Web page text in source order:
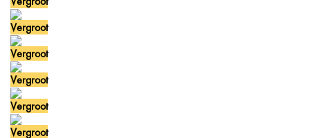
Vergroot
Vergroot
Vergroot
Vergroot
Vergroot